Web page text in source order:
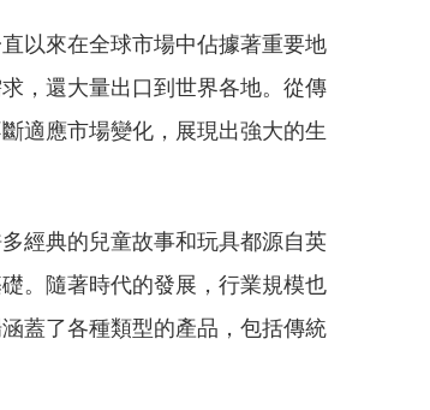
以來在全球市場中佔據著重要地
，還大量出口到世界各地。從傳
適應市場變化，展現出強大的生
經典的兒童故事和玩具都源自英
。隨著時代的發展，行業規模也
蓋了各種類型的產品，包括傳統